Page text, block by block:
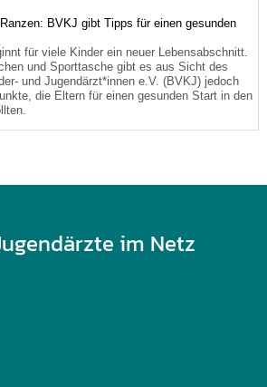
BVKJ gibt Tipps für einen gesunden
für viele Kinder ein neuer Lebensabschnitt.
und Sporttasche gibt es aus Sicht des
und Jugendärzt*innen e.V. (BVKJ) jedoch
die Eltern für einen gesunden Start in den
im Netz